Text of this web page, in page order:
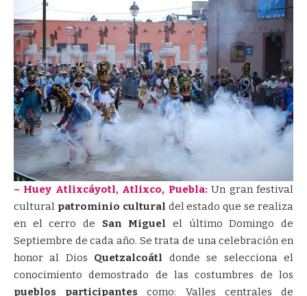
– Huey Atlixcáyotl, Atlixco, Puebla: Un gran festival
cultural patrominio cultural del estado que se realiza
en el cerro de San Miguel el último Domingo de
Septiembre de cada año. Se trata de una celebración en
honor al Dios Quetzalcoátl donde se selecciona el
conocimiento demostrado de las costumbres de los
pueblos participantes como: Valles centrales de